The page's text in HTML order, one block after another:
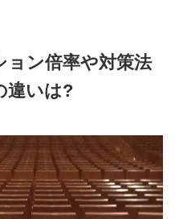
ョン倍率や対策法
違いは?